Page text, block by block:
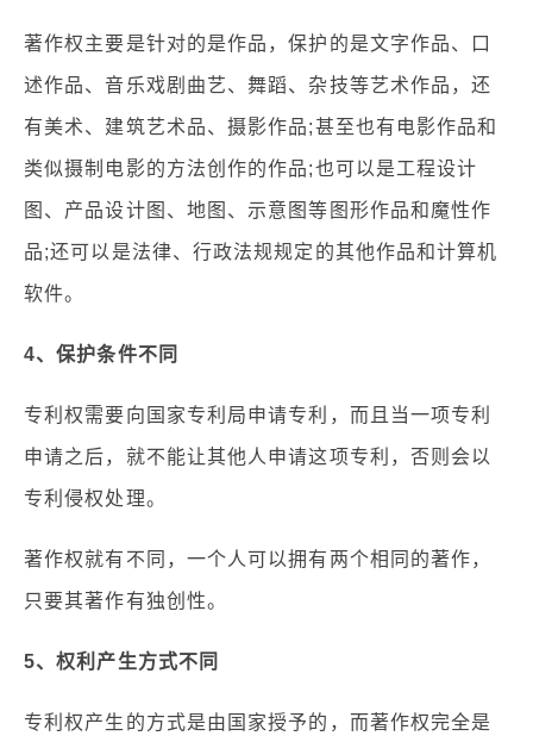
著作权主要是针对的是作品，保护的是文字作品、口
述作品、音乐戏剧曲艺、舞蹈、杂技等艺术作品，还
有美术、建筑艺术品、摄影作品;甚至也有电影作品和
类似摄制电影的方法创作的作品;也可以是工程设计
图、产品设计图、地图、示意图等图形作品和魔性作
品;还可以是法律、行政法规规定的其他作品和计算机
软件。
4、保护条件不同
专利权需要向国家专利局申请专利，而且当一项专利
申请之后，就不能让其他人申请这项专利，否则会以
专利侵权处理。
著作权就有不同，一个人可以拥有两个相同的著作，
只要其著作有独创性。
5、权利产生方式不同
专利权产生的方式是由国家授予的，而著作权完全是